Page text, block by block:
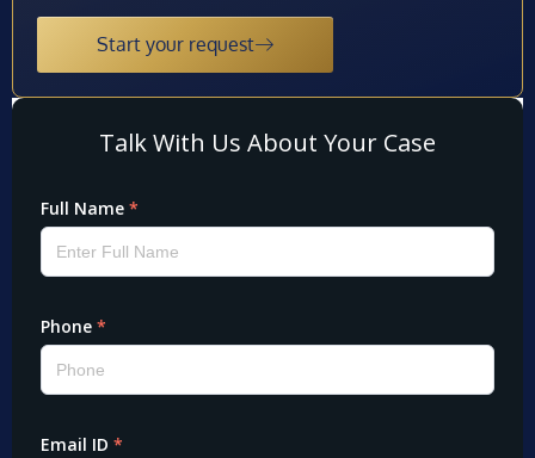
Start your request